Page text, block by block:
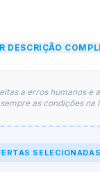
DESCRIÇÃO
a erros humanos e
as condições na